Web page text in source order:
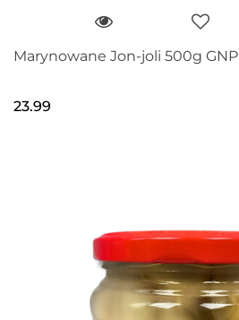
Marynowane Jon-joli 500g GNP
23.99